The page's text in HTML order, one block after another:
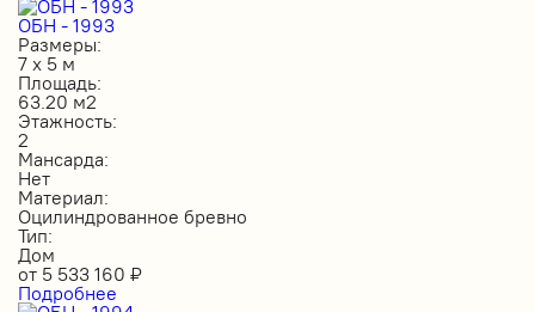
ОБН - 1993
Размеры:
7 х 5 м
Площадь:
63.20 м2
Этажность:
2
Мансарда:
Нет
Материал:
Оцилиндрованное бревно
Тип:
Дом
от 5 533 160 ₽
Подробнее